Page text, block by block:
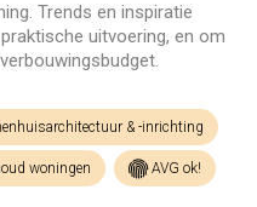
Trends en inspiratie
uitvoering, en om
& -inrichting
woningen AVG ok!